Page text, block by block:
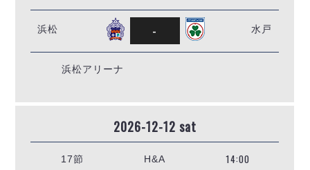
浜松 - 水戸
浜松アリーナ
2026-12-12 sat
17節 H&A 14:00